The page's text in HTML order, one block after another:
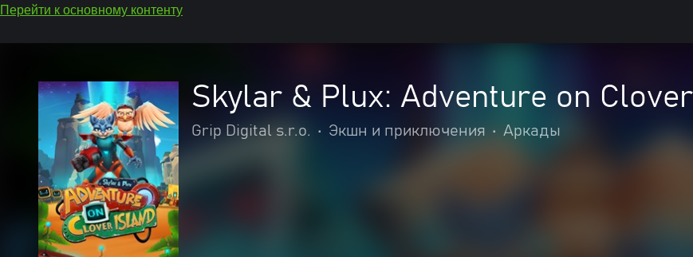
Перейти к основному контенту
Skylar & Plux: Adventure on
Grip Digital s.r.o. • Экшн и приключения • Аркады